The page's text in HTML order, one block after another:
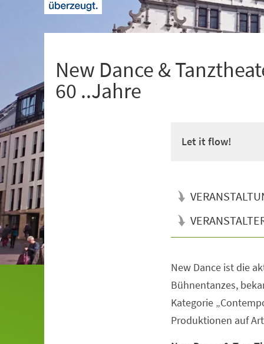
New Dance &
60 ..Jahre
Let it flow!
New Dance ist die
Bühnentanzes,
Kategorie
Produktionen auf